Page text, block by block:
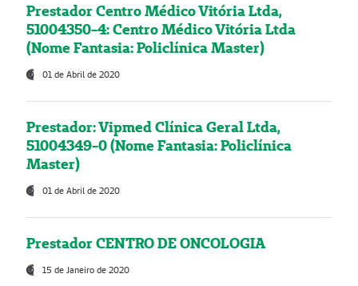
Prestador Centro Médico Vitória Ltda,
51004350-4: Centro Médico Vitória Ltda
(Nome Fantasia: Policlínica Master)
01 de Abril de 2020
Prestador: Vipmed Clínica Geral Ltda,
51004349-0 (Nome Fantasia: Policlínica
Master)
01 de Abril de 2020
Prestador CENTRO DE ONCOLOGIA
15 de Janeiro de 2020